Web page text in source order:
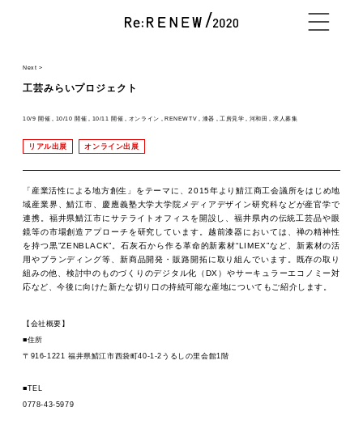
NEWS
ABOUT
CONTENTS
Next >
工芸みらいプロジェクト
10/9 開催 10/10 開催 10/11 開催 オンライン RENEWTV 漆器 工房見学 河和田 求人募集
リアル出展 オンライン出展
「産業活性による地方創生」をテーマに、2015年より鯖江商工会議所をはじめ地
域産業界、鯖江市、 慶應義塾大学大学院メディアデザイン研究科などが産官学で
連携。 福井県鯖江市にサテライトオフィスを開設し、福井県内の伝統工芸品や眼
鏡等の市場創造アプローチを研究してい ます。越前漆器においては、禅の精神性
を持つ黒”ZENBLACK”。石灰石から作る革命的新素材“LIMEX”など、新素材の活
用やブランディング等、新商品開発・販路開拓に取り組んでいます。既存の取り
組みの他、 検討中のものづくりのデジタル化（DX） やサーキュラーエコノミー対
応など、今後に向けた新たな切り口の持続可能な産地についてもご紹介します。
【会社概要】
■住所
〒916-1221 福井県鯖江市西袋町40-1-2うるしの里会館1階
■TEL
0778-43-5979